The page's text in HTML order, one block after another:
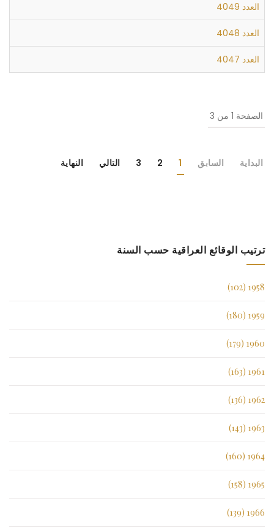
العدد 4049
العدد 4048
العدد 4047
الصفحة 1 من 3
البداية السابق 1
2
3 التالي النهاية
ترتيب الوقائع العراقية حسب السنة
1958 (102)
1959 (180)
1960 (179)
1961 (163)
1962 (136)
1963 (143)
1964 (160)
1965 (158)
1966 (139)